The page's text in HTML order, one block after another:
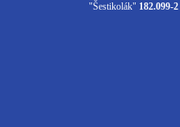
"Šestikolák" 182.099-2